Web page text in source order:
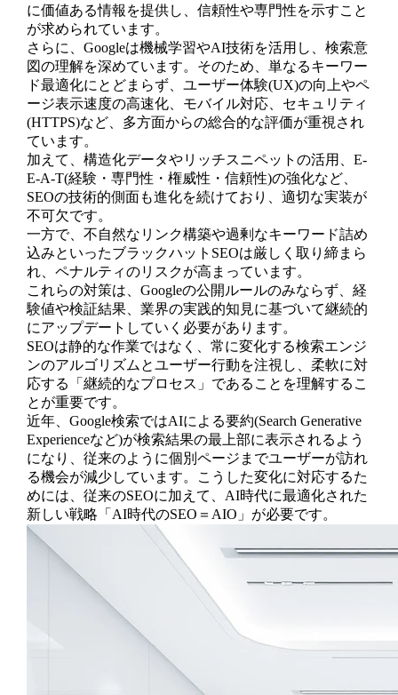
に価値ある情報を提供し、信頼性や専門性を示すこと
が求められています。
さらに、Googleは機械学習やAI技術を活用し、検索意
図の理解を深めています。そのため、単なるキーワー
ド最適化にとどまらず、ユーザー体験(UX)の向上やペ
ージ表示速度の高速化、モバイル対応、セキュリティ
(HTTPS)など、多方面からの総合的な評価が重視され
ています。
加えて、構造化データやリッチスニペットの活用、E-
E-A-T(経験・専門性・権威性・信頼性)の強化など、
SEOの技術的側面も進化を続けており、適切な実装が
不可欠です。
一方で、不自然なリンク構築や過剰なキーワード詰め
込みといったブラックハットSEOは厳しく取り締まら
れ、ペナルティのリスクが高まっています。
これらの対策は、Googleの公開ルールのみならず、経
験値や検証結果、業界の実践的知見に基づいて継続的
にアップデートしていく必要があります。
SEOは静的な作業ではなく、常に変化する検索エンジ
ンのアルゴリズムとユーザー行動を注視し、柔軟に対
応する「継続的なプロセス」であることを理解するこ
とが重要です。
近年、Google検索ではAIによる要約(Search Generative
Experienceなど)が検索結果の最上部に表示されるよう
になり、従来のように個別ページまでユーザーが訪れ
る機会が減少しています。こうした変化に対応するた
めには、従来のSEOに加えて、AI時代に最適化された
新しい戦略「AI時代のSEO＝AIO」が必要です。